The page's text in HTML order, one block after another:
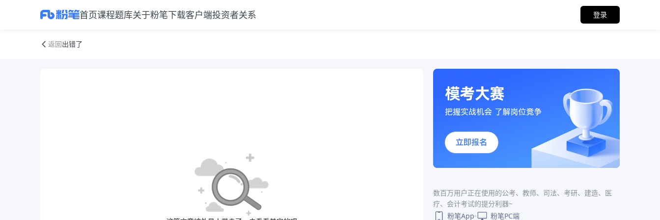
首页课程题库关于粉笔下载客户端投资者关系 登录
返回出错了
数百万用户正在使用的公考、教师、司法、考研、建造、医
疗、会计考试的提分利器~
粉笔App
粉笔PC端